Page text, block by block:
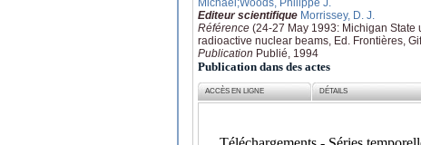
Editeur scientifique Morrissey, D. J.
Référence (24-27 May 1993: Michigan State
radioactive nuclear beams, Ed. Frontières,
Publication Publié, 1994
Publication dans des actes
ACCÈS EN LIGNE DÉTAILS